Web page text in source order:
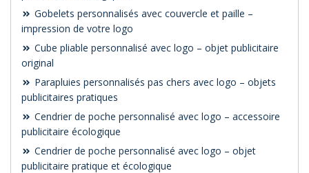
Gobelets personnalisés avec couvercle et paille –
impression de votre logo
Cube pliable personnalisé avec logo – objet publicitaire
original
Parapluies personnalisés pas chers avec logo – objets
publicitaires pratiques
Cendrier de poche personnalisé avec logo – accessoire
publicitaire écologique
Cendrier de poche personnalisé avec logo – objet
publicitaire pratique et écologique